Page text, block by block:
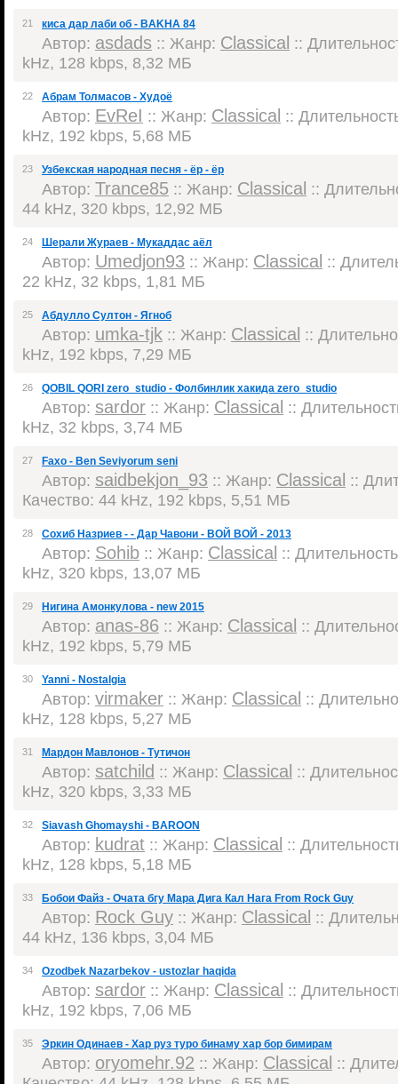
21 киса дар лаби об - BAKHA 84
Автор: asdads :: Жанр: Classical ::
kHz, 128 kbps, 8,32 МБ
22 Абрам Толмасов - Худоё
Автор: EvReI :: Жанр: Classical ::
kHz, 192 kbps, 5,68 МБ
23 Узбекская народная песня - ёр - ёр
Автор: Trance85 :: Жанр: Classical ::
44 kHz, 320 kbps, 12,92 МБ
24 Шерали Жураев - Мукаддас аёл
Автор: Umedjon93 :: Жанр: Classical ::
22 kHz, 32 kbps, 1,81 МБ
25 Абдулло Султон - Ягноб
Автор: umka-tjk :: Жанр: Classical ::
kHz, 192 kbps, 7,29 МБ
26 QOBIL QORI zero_studio - Фолбинлик хакида zero_studio
Автор: sardor :: Жанр: Classical ::
kHz, 32 kbps, 3,74 МБ
27 Faxo - Ben Seviyorum seni
Автор: saidbekjon_93 :: Жанр: Classical ::
Качество: 44 kHz, 192 kbps, 5,51 МБ
28 Сохиб Назриев - - Дар Чавони - ВОЙ ВОЙ - 2013
Автор: Sohib :: Жанр: Classical ::
kHz, 320 kbps, 13,07 МБ
29 Нигина Амонкулова - new 2015
Автор: anas-86 :: Жанр: Classical ::
kHz, 192 kbps, 5,79 МБ
30 Yanni - Nostalgia
Автор: virmaker :: Жанр: Classical ::
kHz, 128 kbps, 5,27 МБ
31 Мардон Мавлонов - Тутичон
Автор: satchild :: Жанр: Classical ::
kHz, 320 kbps, 3,33 МБ
32 Siavash Ghomayshi - BAROON
Автор: kudrat :: Жанр: Classical ::
kHz, 128 kbps, 5,18 МБ
33 Бобои Файз - Очата бгу Мара Дига Кал Нага From Rock Guy
Автор: Rock Guy :: Жанр: Classical ::
44 kHz, 136 kbps, 3,04 МБ
34 Ozodbek Nazarbekov - ustozlar haqida
Автор: sardor :: Жанр: Classical ::
kHz, 192 kbps, 7,06 МБ
35 Эркин Одинаев - Хар руз туро бинаму хар бор бимирам
Автор: oryomehr.92 :: Жанр: Classical ::